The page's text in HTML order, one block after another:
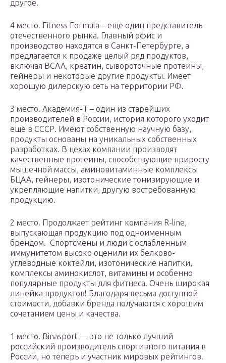
другое.
4 место. Fitness Formula – еще один представитель
отечественного рынка. Главный офис и
производство находятся в Санкт-Петербурге, а
предлагается к продаже целый ряд продуктов,
включая BCAA, креатин, сывороточные протеины,
гейнеры и некоторые другие продукты. Имеет
хорошую дилерскую сеть на территории РФ.
3 место. Академия-Т – один из старейших
производителей в России, история которого уходит
ещё в СССР. Имеют собственную научную базу,
продукты основаны на уникальных собственных
разработках. В цехах компании производят
качественные протеины, способствующие приросту
мышечной массы, аминовитаминные комплексы
БЦАА, гейнеры, изотонические тонизирующие и
укрепляющие напитки, другую востребованную
продукцию.
2 место. Продолжает рейтинг компания R-line,
выпускающая продукцию под одноименным
брендом. Спортсмены и люди с ослабленным
иммунитетом высоко оценили их белково-
углеводные коктейли, изотонические напитки,
комплексы аминокислот, витамины и особенно
популярные продукты для фитнеса. Очень широкая
линейка продуктов! Благодаря весьма доступной
стоимости, добавки бренда получаются с хорошим
сочетанием цены и качества.
1 место. Binasport — это не только лучший
российский производитель спортивного питания в
России, но теперь и участник мировых рейтингов.